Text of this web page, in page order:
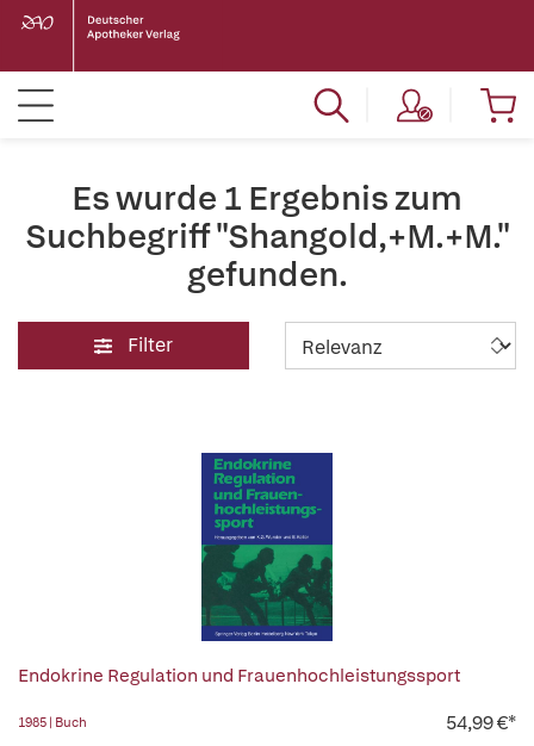
Es wurde 1 Ergebnis zum
Suchbegriff "Shangold,+M.+M."
gefunden.
Filter
Endokrine Regulation und Frauenhochleistungssport
1985 | Buch 54,99 €*